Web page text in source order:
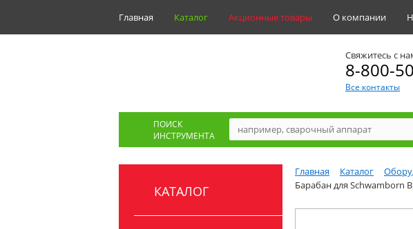
Главная Каталог Акционные товары О компании
Свяжитесь с
8-800-
Все контакты
ПОИСК
ИНСТРУМЕНТА
КАТАЛОГ
Главная Каталог
Барабан для Schwamborn